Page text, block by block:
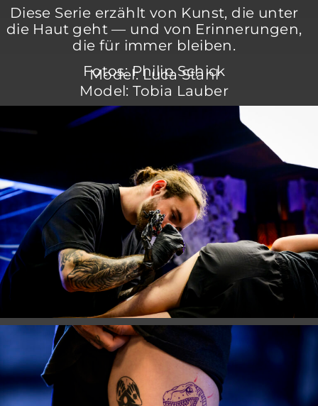
Diese Serie erzählt von Kunst, die unter
die Haut geht — und von Erinnerungen,
die für immer bleiben.
Fotos: Philip Schick
Model: Luca Stahl
Model: Tobia Lauber